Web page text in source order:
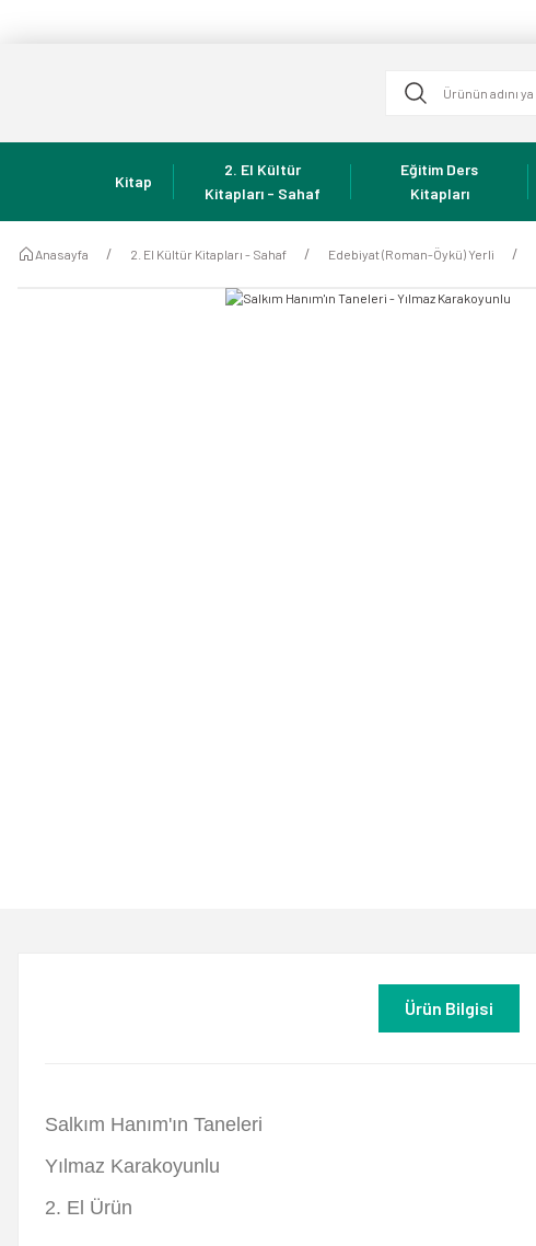
Kitap
2. El Kültür
Kitapları - Sahaf
Eğitim Ders
Kitapları
Anasayfa 2. El Kültür Kitapları - Sahaf Edebiyat (Roman-Öykü) Yerli
Ürün Bilgisi
Salkım Hanım'ın Taneleri
Yılmaz Karakoyunlu
2. El Ürün